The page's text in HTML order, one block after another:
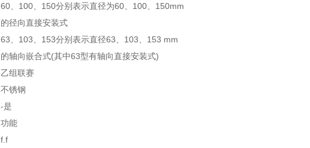
60、100、150分别表示直径为60、100、150mm
的径向直接安装式
63、103、153分别表示直径63、103、153 mm
的轴向嵌合式(其中63型有轴向直接安装式)
乙组联赛
不锈钢
-是
功能
f.f